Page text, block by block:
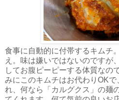
食事に自動的に付帯するキムチ
え。味は嫌いではないのですが
してお腹ピーピーする体質なの
みにこのキムチはお代わりOKで
れ、何なら「カルグクス」の麺